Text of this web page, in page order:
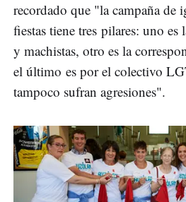
recordado que "la campaña de
fiestas tiene tres pilares: uno es
y machistas, otro es la
el último es por el colectivo
tampoco sufran agresiones".